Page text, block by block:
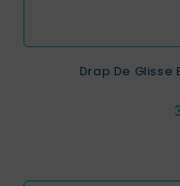
Drap De Glisse